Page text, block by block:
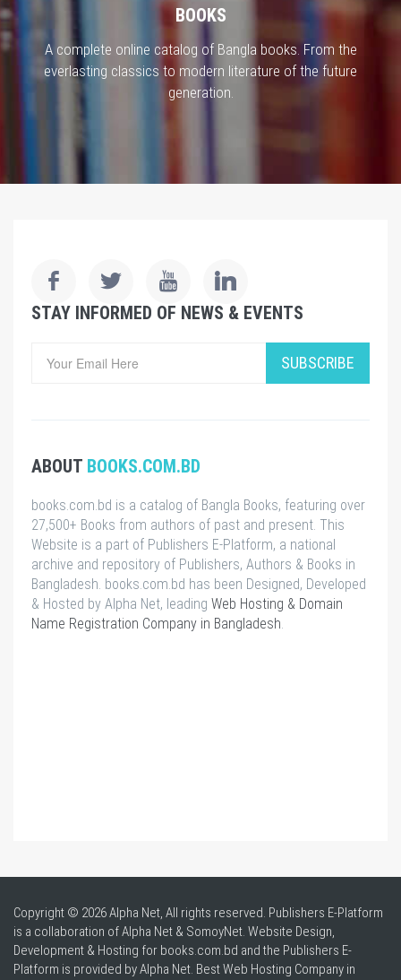
BOOKS
A complete online catalog of Bangla books. From the
everlasting classics to modern literature of the future
generation.
STAY INFORMED OF NEWS & EVENTS
SUBSCRIBE
ABOUT BOOKS.COM.BD
books.com.bd is a catalog of Bangla Books, featuring over
27,500+ Books from authors of past and present. This
Website is a part of Publishers E-Platform, a national
archive and repository of Publishers, Authors & Books in
Bangladesh. books.com.bd has been Designed, Developed
& Hosted by Alpha Net, leading Web Hosting & Domain
Name Registration Company in Bangladesh
Copyright © 2026 Alpha Net, All rights reserved. Publishers E-Platform
is a collaboration of Alpha Net & SomoyNet. Website Design,
Development & Hosting for books.com.bd and the Publishers E-
Platform is provided by Alpha Net. BestWeb Hosting Company in